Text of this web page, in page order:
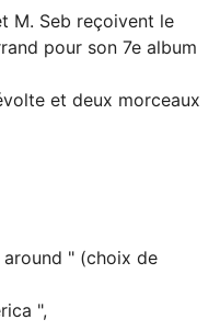
M. Seb reçoivent le
pour son 7e album
et deux morceaux
around " (choix de
",